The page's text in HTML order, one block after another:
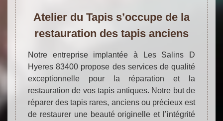
Atelier du Tapis s’occupe de la
restauration des tapis anciens
Notre entreprise implantée à Les Salins D
Hyeres 83400 propose des services de qualité
exceptionnelle pour la réparation et la
restauration de vos tapis antiques. Notre but de
réparer des tapis rares, anciens ou précieux est
de restaurer une beauté originelle et l’intégrité